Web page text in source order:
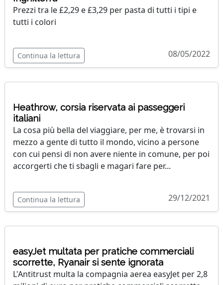
Prezzi tra le £2,29 e £3,29 per pasta di tutti i tipi e
tutti i colori
Continua la lettura 08/05/2022
Heathrow, corsia riservata ai passeggeri
italiani
La cosa più bella del viaggiare, per me, è trovarsi in
mezzo a gente di tutto il mondo, vicino a persone
con cui pensi di non avere niente in comune, per poi
accorgerti che ti sbagli e magari fare per...
Continua la lettura 29/12/2021
easyJet multata per pratiche commerciali
scorrette, Ryanair si sente ignorata
L'Antitrust multa la compagnia aerea easyJet per 2,8